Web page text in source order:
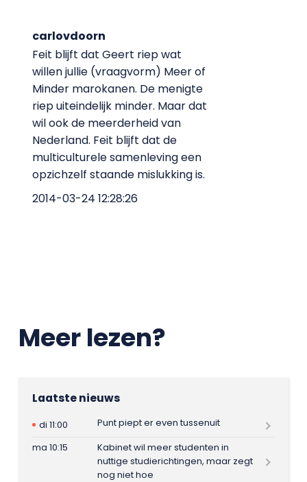
carlovdoorn
Feit blijft dat Geert riep wat
willen jullie (vraagvorm) Meer of
Minder marokanen. De menigte
riep uiteindelijk minder. Maar dat
wil ook de meerderheid van
Nederland. Feit blijft dat de
multiculturele samenleving een
opzichzelf staande mislukking is.
2014-03-24 12:28:26
Meer lezen?
Laatste nieuws
di 11:00
Punt piept er even tussenuit
ma 10:15
Kabinet wil meer studenten in
nuttige studierichtingen, maar zegt
nog niet hoe